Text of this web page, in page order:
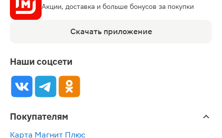
Акции, доставка и больше бонусов за покупки
Скачать приложение
Наши соцсети
Покупателям
Карта Магнит Плюс